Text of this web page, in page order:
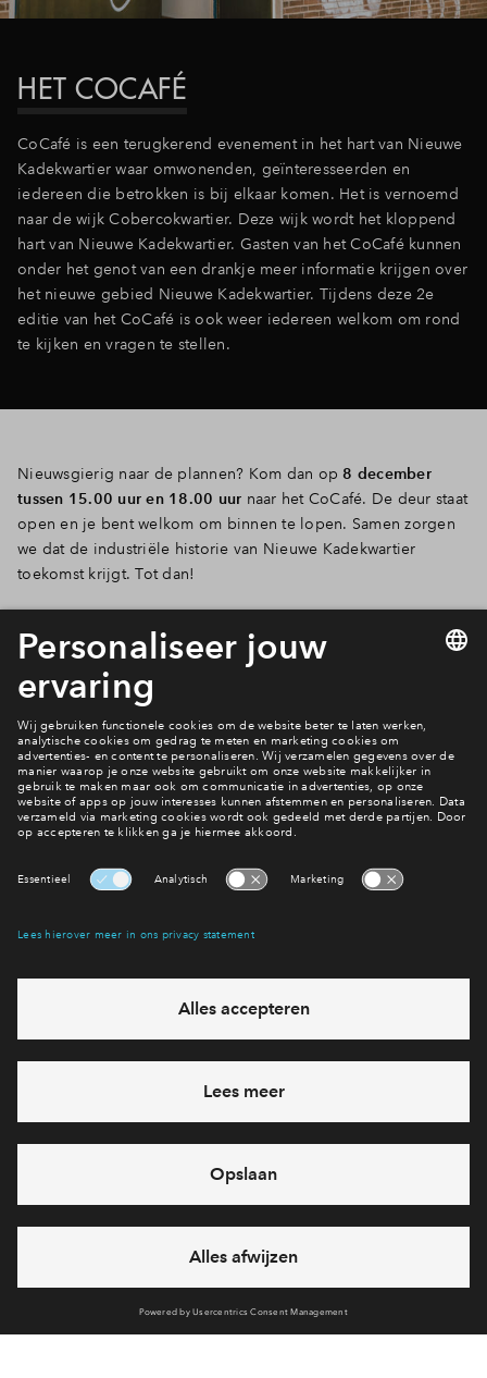
HET COCAFÉ
CoCafé is een terugkerend evenement in het hart van Nieuwe
Kadekwartier waar omwonenden, geïnteresseerden en
iedereen die betrokken is bij elkaar komen. Het is vernoemd
naar de wijk Cobercokwartier. Deze wijk wordt het kloppend
hart van Nieuwe Kadekwartier. Gasten van het CoCafé kunnen
onder het genot van een drankje meer informatie krijgen over
het nieuwe gebied Nieuwe Kadekwartier. Tijdens deze 2e
editie van het CoCafé is ook weer iedereen welkom om rond
te kijken en vragen te stellen.
Nieuwsgierig naar de plannen? Kom dan op 8 december
tussen 15.00 uur en 18.00 uur naar het CoCafé. De deur staat
open en je bent welkom om binnen te lopen. Samen zorgen
we dat de industriële historie van Nieuwe Kadekwartier
toekomst krijgt. Tot dan!
Tijd: 15.00 - 18.00 uur
Locatie: Nieuwe Kade 2, Arnhem
Meer nieuws?
Ga naar het nieuwsoverzicht
eventuele projecten
Ja, ik wil mij aanmelden
Heb je een vraag en wil je direct antwoord? Bel ons op088
712 21 37
6 dagen per week beschikbaar (behalve tijdens
feestdagen)
vandaag van 09:00 - 18:00 uur